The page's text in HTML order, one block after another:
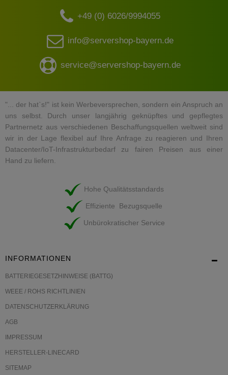
+49 (0) 6026/9994055
info@servershop-bayern.de
service@servershop-bayern.de
"... der hat`s!" ist kein Werbeversprechen, sondern ein Anspruch an
uns selbst. Durch unser langjährig geknüpftes und gepflegtes
Partnernetz aus verschiedenen Beschaffungsquellen weltweit sind
wir in der Lage flexibel auf Ihre Anfrage zu reagieren und Ihren
Datacenter/IoT-Infrastrukturbedarf zu fairen Preisen aus einer
Hand zu liefern.
Hohe Qualitätsstandards
Effiziente Bezugsquelle
Unbürokratischer Service
INFORMATIONEN
BATTERIEGESETZHINWEISE (BATTG)
WEEE / ROHS RICHTLINIEN
DATENSCHUTZERKLÄRUNG
AGB
IMPRESSUM
HERSTELLER-LINECARD
SITEMAP